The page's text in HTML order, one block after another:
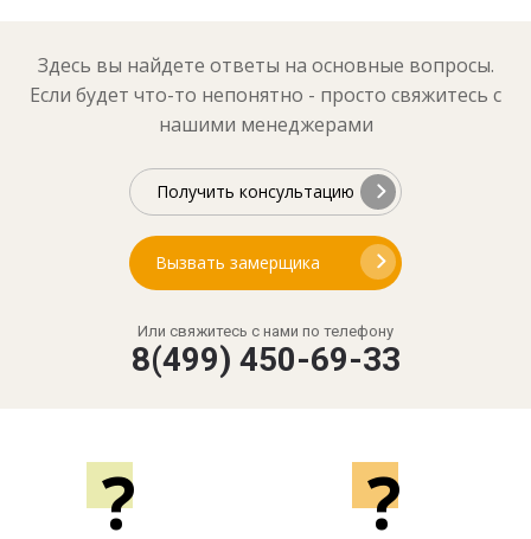
Здесь вы найдете ответы на основные вопросы.
Если будет что-то непонятно - просто свяжитесь с
нашими менеджерами
Получить консультацию
Вызвать замерщика
Или свяжитесь с нами по телефону
8(499) 450-69-33
? ?